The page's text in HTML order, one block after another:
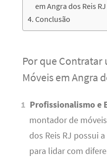
em Angra dos Reis RJ
Conclusão
Por que
Móveis em Angra
Profissionalismo e
montador de
dos Reis RJ possui
para lidar com